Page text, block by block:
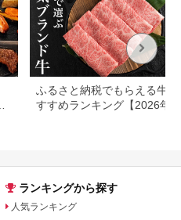
ふるさと納税でもらえる牛肉
すすめランキング【2026年
ランキングから探す
人気ランキング